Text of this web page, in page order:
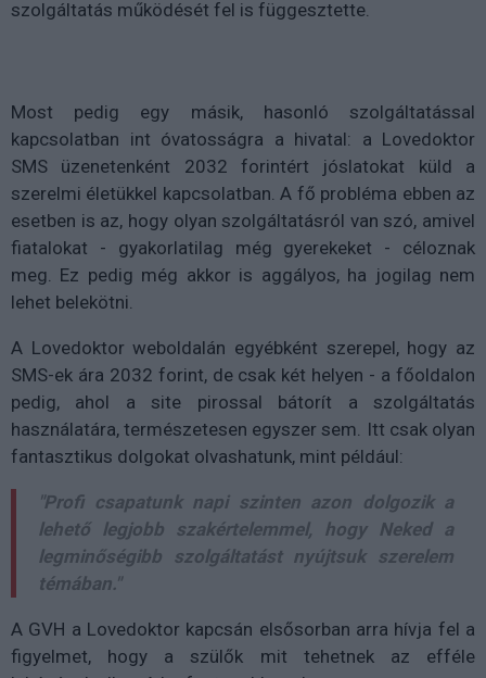
szolgáltatás működését fel is függesztette.
Most pedig egy másik, hasonló szolgáltatással
kapcsolatban int óvatosságra a hivatal: a Lovedoktor
SMS üzenetenként 2032 forintért jóslatokat küld a
szerelmi életükkel kapcsolatban. A fő probléma ebben az
esetben is az, hogy olyan szolgáltatásról van szó, amivel
fiatalokat - gyakorlatilag még gyerekeket - céloznak
meg. Ez pedig még akkor is aggályos, ha jogilag nem
lehet belekötni.
A Lovedoktor weboldalán egyébként szerepel, hogy az
SMS-ek ára 2032 forint, de csak két helyen - a főoldalon
pedig, ahol a site pirossal bátorít a szolgáltatás
használatára, természetesen egyszer sem. Itt csak olyan
fantasztikus dolgokat olvashatunk, mint például:
"Profi csapatunk napi szinten azon dolgozik a
lehető legjobb szakértelemmel, hogy Neked a
legminőségibb szolgáltatást nyújtsuk szerelem
témában."
A GVH a Lovedoktor kapcsán elsősorban arra hívja fel a
figyelmet, hogy a szülők mit tehetnek az efféle